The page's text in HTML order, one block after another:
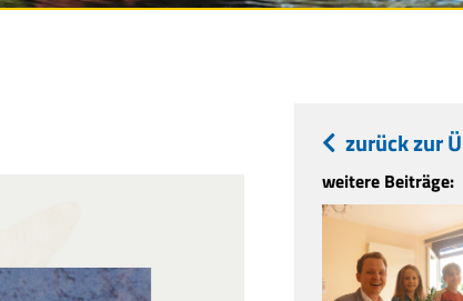
zurück zur
weitere Beiträge: